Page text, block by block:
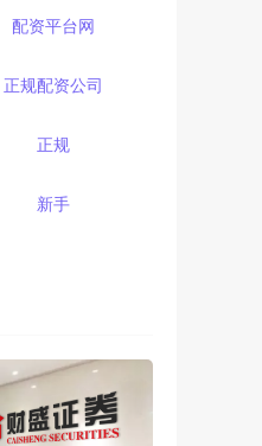
配资平台网
正规配资公司
正规
新手